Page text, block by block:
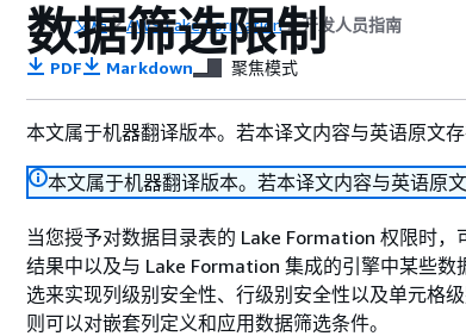
文档 AWS Lake Formation 开发人员指南
数据筛选限制
PDF Markdown 聚焦模式
本文属于机器翻译版本。若本译文内容与英语原文
本文属于机器翻译版本。若本译文内容与英语原
当您授予对数据目录表的 Lake Formation 权限时
结果中以及与 Lake Formation 集成的引擎中某些
选来实现列级别安全性、行级别安全性以及单元格
则可以对嵌套列定义和应用数据筛选条件。